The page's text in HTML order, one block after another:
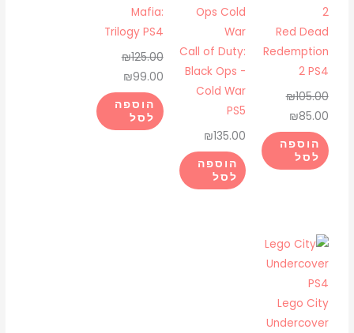
Red Dead
Redemption
2 PS4
₪105.00
היה:
₪105.00.
₪85.00
₪85.00.
הוספה
לסל
Call of Duty:
Black Ops -
Cold War
PS5
₪135.00
הוספה
לסל
Mafia:
Trilogy PS4
₪125.00
היה:
₪125.00.
₪99.00
₪99.00.
הוספה
לסל
Lego City
Undercover